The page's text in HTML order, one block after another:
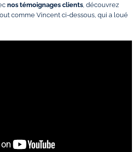
nos témoignages clients , découvrez
comme Vincent ci-dessous, qui a loué